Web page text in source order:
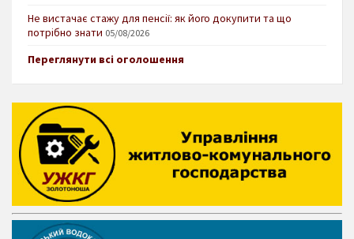
Не вистачає стажу для пенсії: як його докупити та що
потрібно знати 05/08/2026
Переглянути всі оголошення